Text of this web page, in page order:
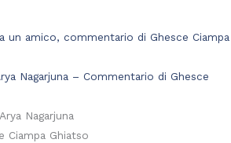
Nagarjuna – Commentario di Ghesce
Nagarjuna
Ciampa Ghiatso